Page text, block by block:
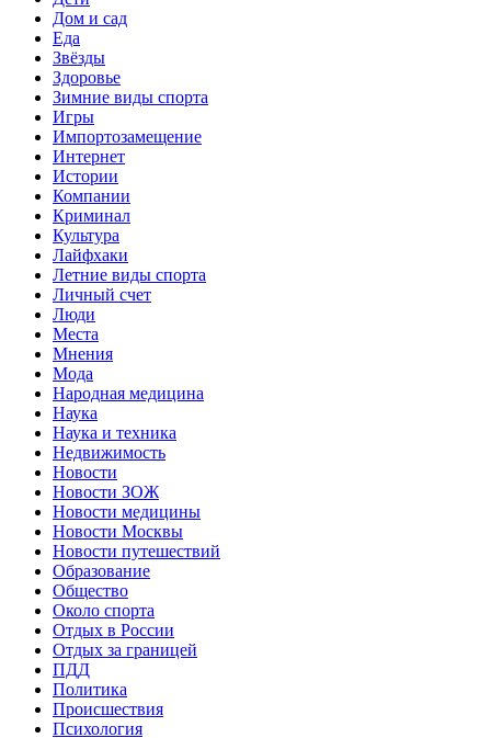
Дом и сад
Еда
Звёзды
Здоровье
Зимние виды спорта
Игры
Импортозамещение
Интернет
Истории
Компании
Криминал
Культура
Лайфхаки
Летние виды спорта
Личный счет
Люди
Места
Мнения
Мода
Народная медицина
Наука
Наука и техника
Недвижимость
Новости
Новости ЗОЖ
Новости медицины
Новости Москвы
Новости путешествий
Образование
Общество
Около спорта
Отдых в России
Отдых за границей
ПДД
Политика
Происшествия
Психология